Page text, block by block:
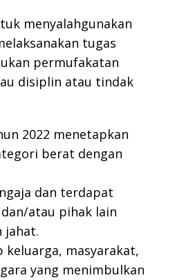
menyalahgunakan
tugas
permufakatan
disiplin atau tindak
2022 menetapkan
berat dengan
dan terdapat
atau pihak lain
jahat.
keluarga, masyarakat,
yang menimbulkan